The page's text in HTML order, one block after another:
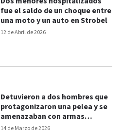
12 de Abril de 2026
fue el saldo de un choque entre
una moto y un auto en Strobel
14 de Marzo de 2026
Detuvieron a dos hombres que
protagonizaron una pelea y se
amenazaban con armas
blancas